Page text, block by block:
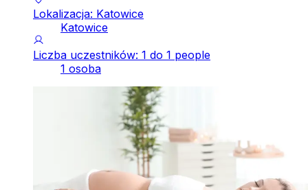
Lokalizacja: Katowice
Katowice
Liczba uczestników: 1 do 1 people
1 osoba